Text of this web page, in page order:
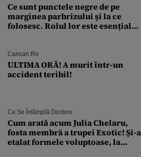
Ce sunt punctele negre de pe
marginea parbrizului și la ce
folosesc. Rolul lor este esențial
Cancan.ro
ULTIMA ORĂ! A murit într-un
accident teribil!
Ce Se Întâmplă Doctore
Cum arată acum Julia Chelaru,
fosta membră a trupei Exotic! Și-a
etalat formele voluptoase, la